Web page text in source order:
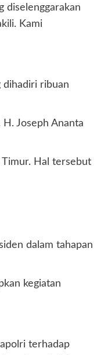
diselenggarakan
Kami
dihadiri ribuan
Joseph Ananta
Timur. Hal tersebut
dalam tahapan
kegiatan
terhadap